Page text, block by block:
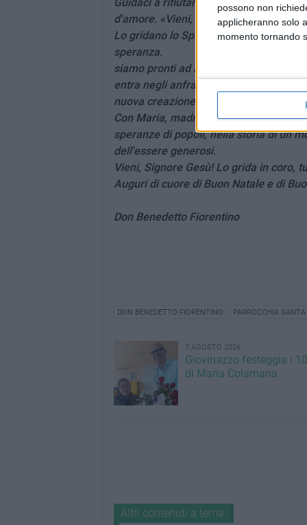
possono non
applicheranno solo
momento tornando
Guidaci a rifiutare l'arma della parola
d'amore. «Vieni, o Emanuele, Dio con
Lo gridano lo Spirito e la Chiesa.
speranza.
siamo pronti ad accoglierti, a
entra negli anfratti del nostro cuore e
nuova creazione. Vieni, te lo
Con Maria, madre e sorella, cantiamo
speranze di popoli, nella storia di un
dell'essere generosi.
Vieni, Signore Gesù! Lo grida in coro,
Auguri di cuore di Buon Natale e di
Don Benedetto Fiorentino
DON BENEDETTO FIORENTINO PARROCCHIA
7 AGOSTO 2026
Giovinazzo festeggia i
di Maria Colamaria
Altri contenuti a tema